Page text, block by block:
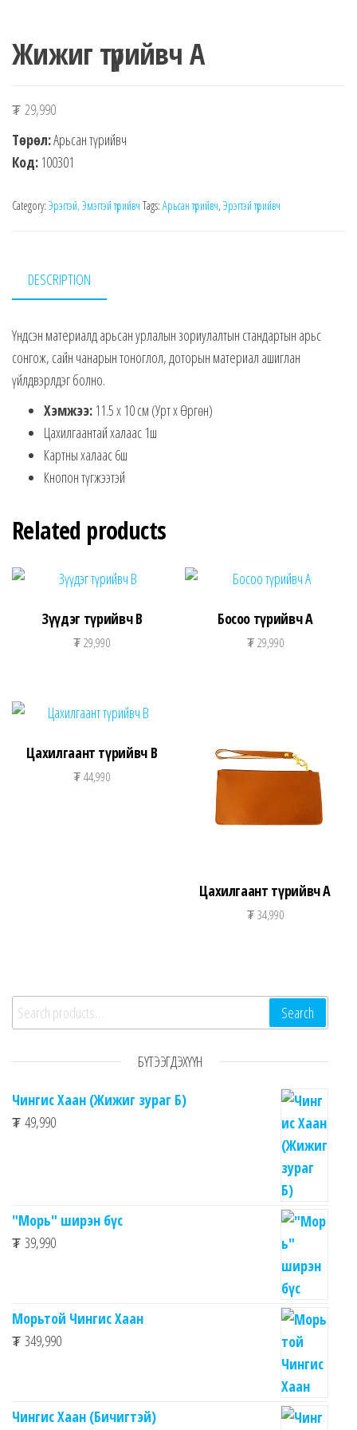
Жижиг түрийвч А
₮ 29,990
Төрөл:Арьсан түрийвч
Код: 100301
Category: Эрэгтэй, Эмэгтэй түрийвч Tags: Арьсан түрийвч, Эрэгтэй түрийвч
DESCRIPTION
Үндсэн материалд арьсан урлалын зориулалтын стандартын арьс
сонгож, сайн чанарын тоноглол, доторын материал ашиглан
үйлдвэрлдэг болно.
Хэмжээ: 11.5 x 10 cм (Урт x Өргөн)
Цахилгаантай халаас 1ш
Картны халаас 6ш
Кнопон түгжээтэй
Related products
Зүүдэг түрийвч B
₮29,990
Босоо түрийвч A
₮29,990
Цахилгаант түрийвч B
₮44,990
Цахилгаант түрийвч А
₮34,990
Search for: Search
БҮТЭЭГДЭХҮҮН
Чингис Хаан (Жижиг зураг Б)
₮ 49,990
"Морь" ширэн бүс
₮ 39,990
Морьтой Чингис Хаан
₮ 349,990
Чингис Хаан (Бичигтэй)